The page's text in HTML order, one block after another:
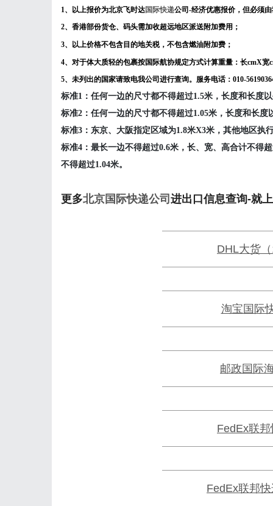
1、以上报价为北京飞时达国际快递公司-经济优惠报价，但必须
2、香港部份货仓、码头需加收超远地区派送附加费用；
3、以上价格不包含目的地关税，不包含燃油附加费；
4、对于体大质轻的包裹按国际航协规定方式计算重量：长cmX宽
5、未列出的国家请致电我公司进行查询。服务电话：010-
标准1：任何一边的尺寸都不得超过1.5米，长度和长度
标准2：任何一边的尺寸都不得超过1.05米，长度和长
标准3：东京、大阪指定区域为1.8米X3米，其他地区执
标准4：最长一边不得超过0.6米，长、宽、高合计不得
不得超过1.04米。
更多北京国际快递公司 进出口信息查询-就上
DHL大货
淘宝国际
邮政国际
FedEx联
FedEx联邦